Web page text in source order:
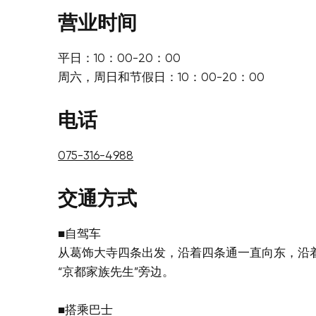
营业时间
平日：10：00-20：00
周六，周日和节假日：10：00-20：00
电话
075-316-4988
交通方式
■自驾车
从葛饰大寺四条出发，沿着四条通一直向东，沿
“京都家族先生”旁边。
■搭乘巴士